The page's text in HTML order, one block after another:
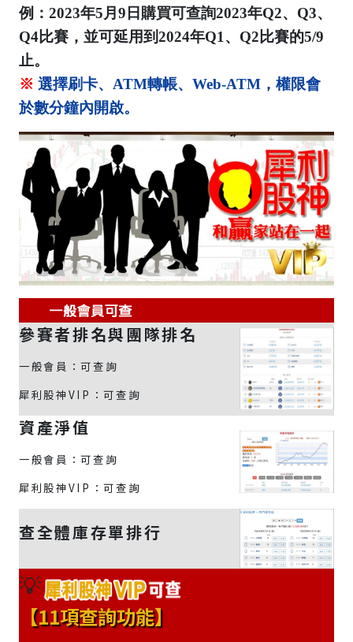
例：2023年5月9日購買可查詢2023年Q2、Q3、
Q4比賽，並可延用到2024年Q1、Q2比賽的5/9
止。
※ 選擇刷卡、ATM轉帳、Web-ATM，權限會
於數分鐘內開啟。
參賽者排名與團隊排名
一般會員：可查詢
犀利股神VIP：可查詢
資產淨值
一般會員：可查詢
犀利股神VIP：可查詢
查全體庫存單排行
💡
【11項查詢功能】